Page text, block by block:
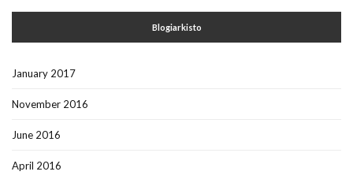
Blogiarkisto
January 2017
November 2016
June 2016
April 2016